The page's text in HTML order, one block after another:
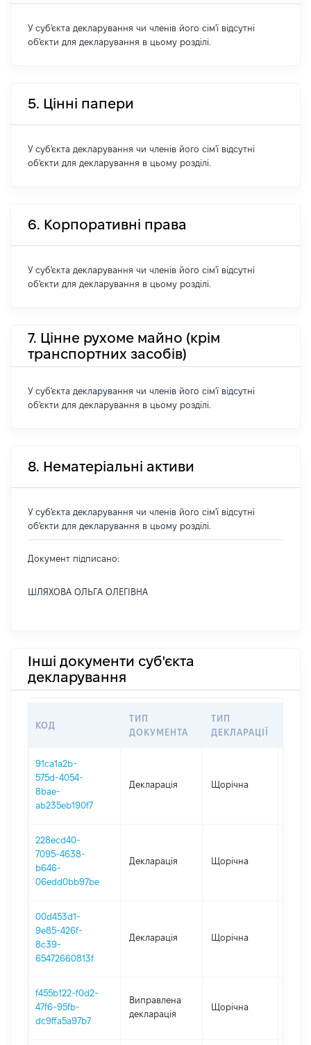
У суб'єкта декларування чи членів його сім'ї відсутні
об'єкти для декларування в цьому розділі.
5. Цінні папери
У суб'єкта декларування чи членів його сім'ї відсутні
об'єкти для декларування в цьому розділі.
6. Корпоративні права
У суб'єкта декларування чи членів його сім'ї відсутні
об'єкти для декларування в цьому розділі.
7. Цінне рухоме майно (крім
транспортних засобів)
У суб'єкта декларування чи членів його сім'ї відсутні
об'єкти для декларування в цьому розділі.
8. Нематеріальні активи
У суб'єкта декларування чи членів його сім'ї відсутні
об'єкти для декларування в цьому розділі.
Документ підписано:
ШЛЯХОВА ОЛЬГА ОЛЕГІВНА
Інші документи суб'єкта
декларування
КОД
ТИП
ДОКУМЕНТА
ТИП
ДЕКЛАРАЦІЇ
91ca1a2b-
575d-4054-
8bae-
ab235eb190f7
Декларація Щорічна
228ecd40-
7095-4638-
b646-
06edd0bb97be
Декларація Щорічна
00d453d1-
9e85-426f-
8c39-
65472660813f
Декларація Щорічна
f455b122-f0d2-
47f6-95fb-
dc9ffa5a97b7
Виправлена
декларація
Щорічна